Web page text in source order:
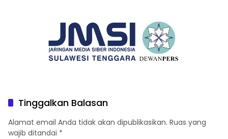
Tinggalkan Balasan
Alamat email Anda tidak akan dipublikasikan. Ruas yang
wajib ditandai *